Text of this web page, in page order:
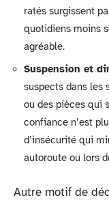
ratés surgissent
quotidiens moins
agréable.
Suspension et
suspects dans les
ou des pièces qui
confiance n’est
d’insécurité qui
autoroute ou lors
Autre motif de